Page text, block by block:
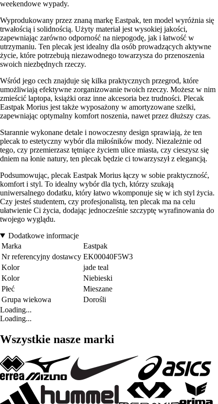
weekendowe wypady.
Wyprodukowany przez znaną markę Eastpak, ten model wyróżnia się
trwałością i solidnością. Użyty materiał jest wysokiej jakości,
zapewniając zarówno odporność na niepogodę, jak i łatwość w
utrzymaniu. Ten plecak jest idealny dla osób prowadzących aktywne
życie, które potrzebują niezawodnego towarzysza do przenoszenia
swoich niezbędnych rzeczy.
Wśród jego cech znajduje się kilka praktycznych przegrod, które
umożliwiają efektywne zorganizowanie twoich rzeczy. Możesz w nim
zmieścić laptopa, książki oraz inne akcesoria bez trudności. Plecak
Eastpak Morius jest także wyposażony w amortyzowane szelki,
zapewniając optymalny komfort noszenia, nawet przez dłuższy czas.
Starannie wykonane detale i nowoczesny design sprawiają, że ten
plecak to estetyczny wybór dla miłośników mody. Niezależnie od
tego, czy przemierzasz tętniące życiem ulice miasta, czy cieszysz się
dniem na łonie natury, ten plecak będzie ci towarzyszył z elegancją.
Podsumowując, plecak Eastpak Morius łączy w sobie praktyczność,
komfort i styl. To idealny wybór dla tych, którzy szukają
uniwersalnego dodatku, który łatwo wkomponuje się w ich styl życia.
Czy jesteś studentem, czy profesjonalistą, ten plecak ma na celu
ułatwienie Ci życia, dodając jednocześnie szczyptę wyrafinowania do
twojego wyglądu.
Dodatkowe informacje
Marka
Eastpak
Nr referencyjny dostawcy EK00040F5W3
Kolor
jade teal
Kolor
Niebieski
Płeć
Mieszane
Grupa wiekowa
Dorośli
Loading...
Loading...
Wszystkie nasze marki